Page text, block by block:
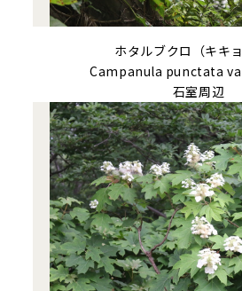
ホタルブクロ（キキョ
Campanula punctata
石室周辺